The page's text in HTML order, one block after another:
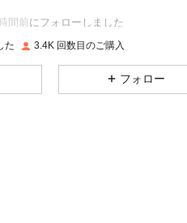
間前にフォローしました
1.1K
た 3.4K 回数目のご購入
フォロー